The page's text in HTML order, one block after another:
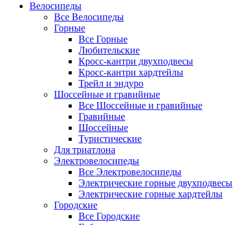
Велосипеды
Все Велосипеды
Горные
Все Горные
Любительские
Кросс-кантри двухподвесы
Кросс-кантри хардтейлы
Трейл и эндуро
Шоссейные и гравийные
Все Шоссейные и гравийные
Гравийные
Шоссейные
Туристические
Для триатлона
Электровелосипеды
Все Электровелосипеды
Электрические горные двухподвесы
Электрические горные хардтейлы
Городские
Все Городские